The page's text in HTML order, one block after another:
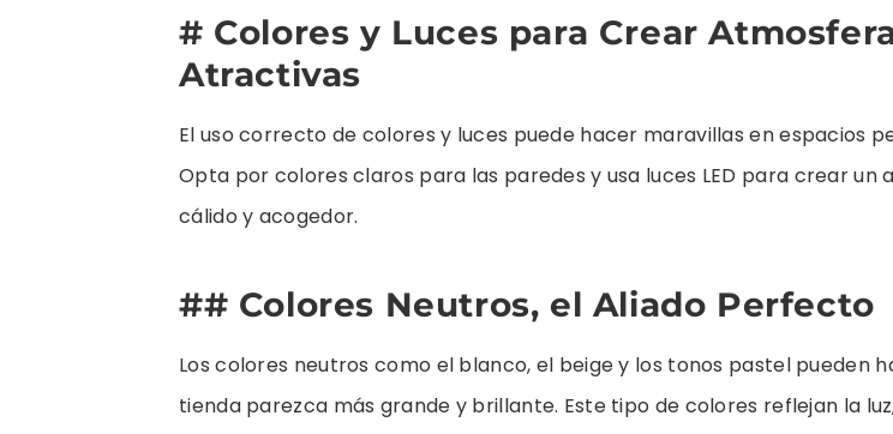
# Colores y Luces para Crear
Atractivas
El uso correcto de colores y luces puede hacer maravillas en espacios
Opta por colores claros para las paredes y usa luces LED para crear un
cálido y acogedor.
## Colores Neutros, el Aliado Perfecto
Los colores neutros como el blanco, el beige y los tonos pastel pueden
tienda parezca más grande y brillante. Este tipo de colores reflejan la